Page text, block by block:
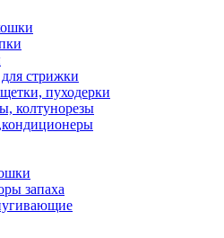
стрижки
пуходерки
колтунорезы
запаха